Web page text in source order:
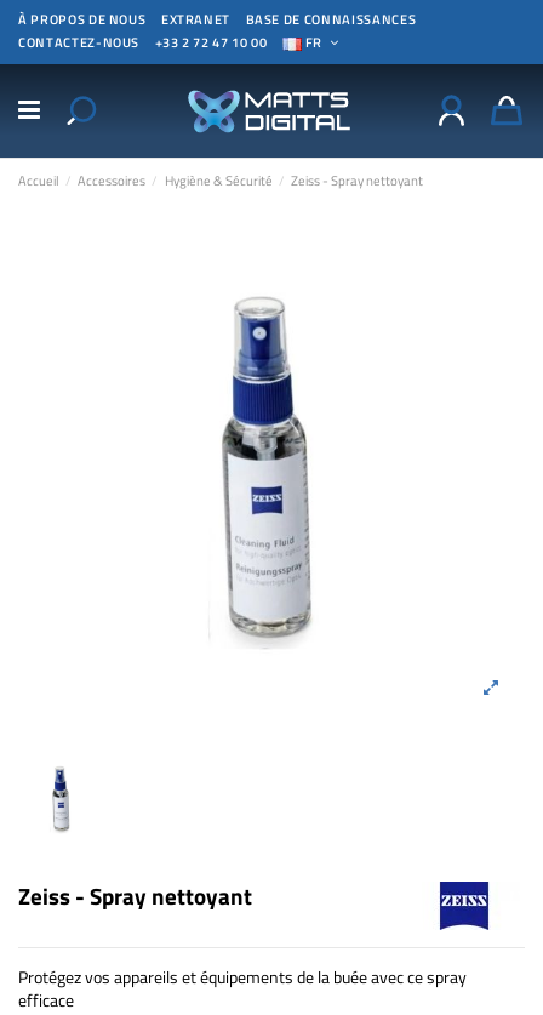
À PROPOS DE NOUS EXTRANET
BASE DE CONNAISSANCES
CONTACTEZ-NOUS
+33 2 72 47 10 00 FR
Accueil Accessoires Hygiène & Sécurité Zeiss - Spray nettoyant
Zeiss - Spray nettoyant
Protégez vos appareils et équipements de la buée avec ce spray
efficace